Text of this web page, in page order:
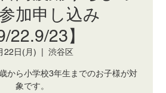
加申し込み
22.9/23】
22日(月) 渋谷区
から小学校3年生までのお子様が対
象です。